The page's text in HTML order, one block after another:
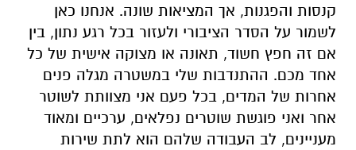
קנסות והפגנות, אך המציאות שונה. אנחנו כאן
לשמור על הסדר הציבורי ולעזור בכל רגע נתון, בין
אם זה חפץ חשוד, תאונה או מצוקה אישית של כל
אחד מכם. ההתנדבות שלי במשטרה מגלה פנים
אחרות של המדים, בכל פעם אני מצוותת לשוטר
אחר ואני פוגשת שוטרים נפלאים, ערכיים ומאוד
מעניינים, לב העבודה שלהם הוא לתת שירות